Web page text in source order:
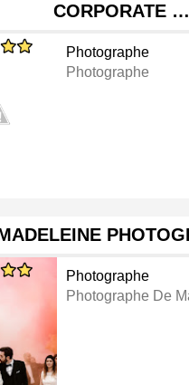
CORPORATE …
Photographe
Photographe
Photographe
Photographe De